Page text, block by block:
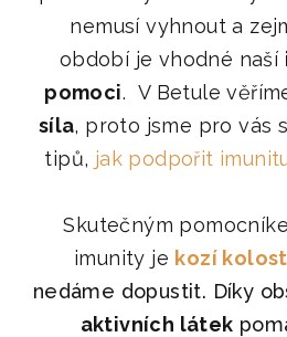
nemusí vyhnout a
období je vhodné naší
pomoci. V Betule
síla, proto jsme pro vás
tipů, jak podpořit
Skutečným
imunity je kozí
nedáme dopustit. Díky
aktivních látek